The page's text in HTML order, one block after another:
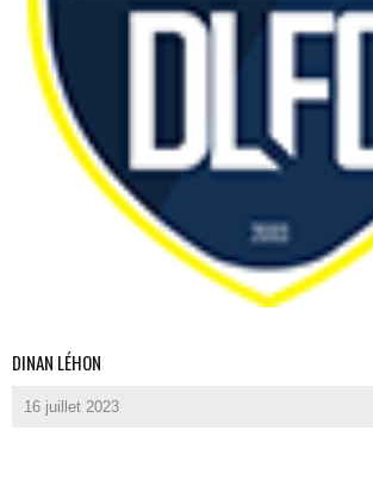
DINAN LÉHON
16 juillet 2023